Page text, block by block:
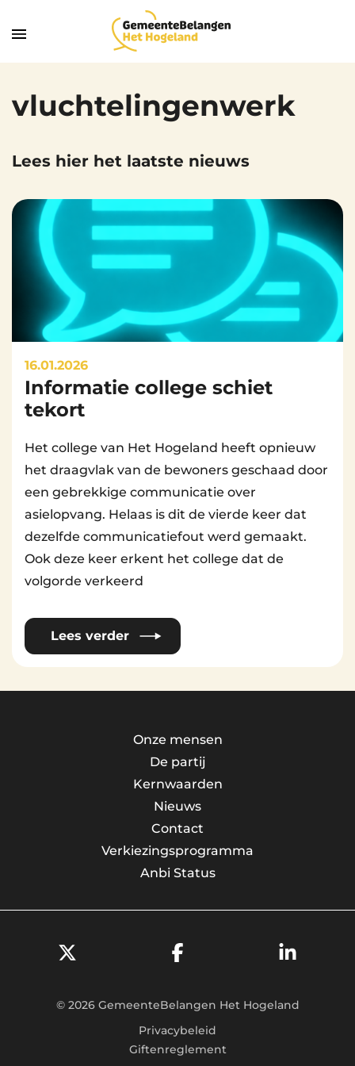
vluchtelingenwerk
Lees hier het laatste nieuws
16.01.2026
ByBeheerder Website
Informatie college schiet
tekort
Het college van Het Hogeland heeft opnieuw
het draagvlak van de bewoners geschaad door
een gebrekkige communicatie over
asielopvang. Helaas is dit de vierde keer dat
dezelfde communicatiefout werd gemaakt.
Ook deze keer erkent het college dat de
volgorde verkeerd
Lees verder
Onze mensen
De partij
Kernwaarden
Nieuws
Contact
Verkiezingsprogramma
Anbi Status
© 2026 GemeenteBelangen Het Hogeland
Privacybeleid
Giftenreglement